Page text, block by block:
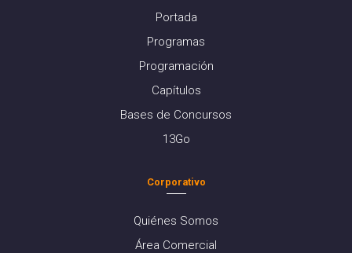
Portada
Programas
Programación
Capítulos
Bases de Concursos
13Go
Corporativo
Quiénes Somos
Área Comercial